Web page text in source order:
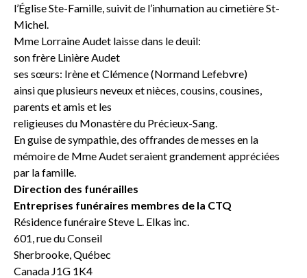
l’Église Ste-Famille, suivit de l’inhumation au cimetière St-
Michel.
Mme Lorraine Audet laisse dans le deuil:
son frère Linière Audet
ses sœurs: Irène et Clémence (Normand Lefebvre)
ainsi que plusieurs neveux et nièces, cousins, cousines,
parents et amis et les
religieuses du Monastère du Précieux-Sang.
En guise de sympathie, des offrandes de messes en la
mémoire de Mme Audet seraient grandement appréciées
par la famille.
Direction des funérailles
Entreprises funéraires membres de la CTQ
Résidence funéraire Steve L. Elkas inc.
601, rue du Conseil
Sherbrooke, Québec
Canada J1G 1K4